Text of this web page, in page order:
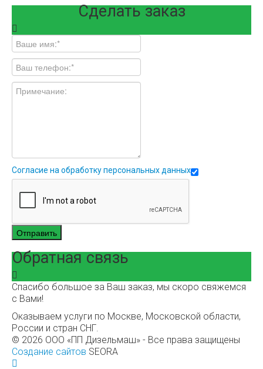
Сделать заказ
Согласие на обработку персональных данных
Отправить
Обратная связь
Спасибо большое за Ваш заказ, мы скоро свяжемся
с Вами!
Оказываем услуги по Москве, Московской области,
России и стран СНГ.
© 2026 ООО «ПП Дизельмаш» - Все права защищены
Создание сайтов SEORA